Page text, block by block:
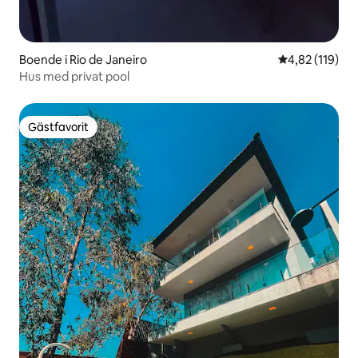
Boende i Rio de Janeiro 4,82 av 5 i
4,82 (119)
Hus med privat pool
Gästfavorit
Gästfavorit